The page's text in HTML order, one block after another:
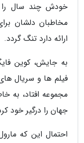
خودش چند سال را
مخاطبان دلشان
ارائه دارد تنگ گردد.
به جایش، کوین
فیلم ها و سریال
مجموعه افتاد، به
جهان را درگیر خود
احتمال این که